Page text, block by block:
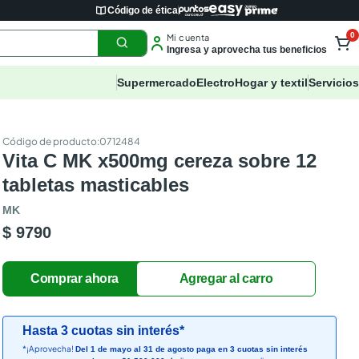
Código de ética
Mi cuenta
Ingresa y aprovecha tus beneficios
0
SupermercadoElectroHogar y textilServicios
:0712484
Vita C MK x500mg cereza sobre 12
tabletas masticables
MK
$ 9790
Hasta 3 cuotas sin interés*
*¡Aprovecha!Del 1 de mayo al 31 de agosto paga en 3 cuotas sin interés